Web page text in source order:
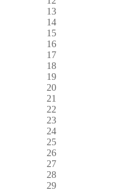
13
14
15
16
17
18
19
20
21
22
23
24
25
26
27
28
29